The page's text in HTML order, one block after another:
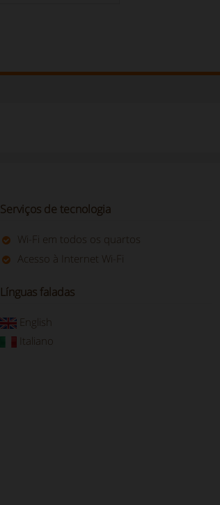
Serviços de tecnologia
Wi-Fi em todos os quartos
Acesso à Internet Wi-Fi
Línguas faladas
English
Italiano